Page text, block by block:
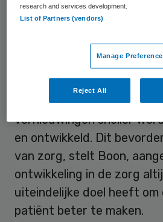
innovatie erg belangrijk is.
nieuwe manier van werken
product maken of breken.”
goede innovatiecultuur
betekenen dat in de
vernieuwingen sneller
en ontwikkeld. Dit
van zorg, stelt Boon,
ontwikkeling in de zorg
uiteindelijke doel heeft om
patiënt beter te maken.
research and services development.
List of Partners (vendors)
Manage
Reject All